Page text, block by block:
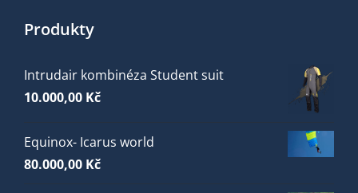
Produkty
Intrudair kombinéza Student suit
10.000,00 Kč
Equinox- Icarus world
80.000,00 Kč